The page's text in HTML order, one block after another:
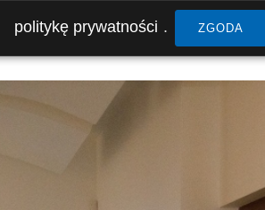
politykę prywatności . ZGODA
O NAS FORMULARZ KONTAKTOWY